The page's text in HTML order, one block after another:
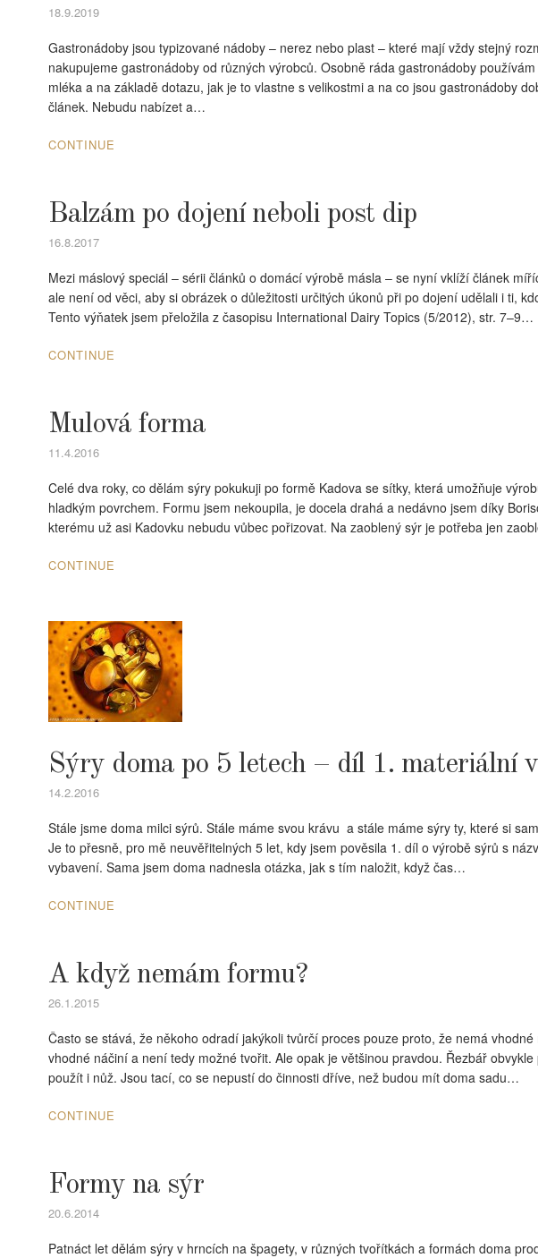
18.9.2019
Gastronádoby jsou typizované nádoby – nerez nebo plast – které mají vždy stejný
nakupujeme gastronádoby od různých výrobců. Osobně ráda gastronádoby
mléka a na základě dotazu, jak je to vlastne s velikostmi a na co jsou gastronádoby
článek. Nebudu nabízet a…
CONTINUE
Balzám po dojení neboli post dip
16.8.2017
Mezi máslový speciál – sérii článků o domácí výrobě másla – se nyní vklíží článek
ale není od věci, aby si obrázek o důležitosti určitých úkonů při po dojení udělali i ti,
Tento výňatek jsem přeložila z časopisu International Dairy Topics (5/2012), str. 7–9…
CONTINUE
Mulová forma
11.4.2016
Celé dva roky, co dělám sýry pokukuji po formě Kadova se sítky, která umožňuje
hladkým povrchem. Formu jsem nekoupila, je docela drahá a nedávno jsem díky
kterému už asi Kadovku nebudu vůbec pořizovat. Na zaoblený sýr je potřeba jen
CONTINUE
Sýry doma po 5 letech – díl 1. materiální
14.2.2016
Stále jsme doma milci sýrů. Stále máme svou krávu a stále máme sýry ty, které si
Je to přesně, pro mě neuvěřitelných 5 let, kdy jsem pověsila 1. díl o výrobě sýrů s
vybavení. Sama jsem doma nadnesla otázka, jak s tím naložit, když čas…
CONTINUE
A když nemám formu?
26.1.2015
Často se stává, že někoho odradí jakýkoli tvůrčí proces pouze proto, že nemá
vhodné náčiní a není tedy možné tvořit. Ale opak je většinou pravdou. Řezbář
použít i nůž. Jsou tací, co se nepustí do činnosti dříve, než budou mít doma sadu…
CONTINUE
Formy na sýr
20.6.2014
Patnáct let dělám sýry v hrncích na špagety, v různých tvořítkách a formách doma